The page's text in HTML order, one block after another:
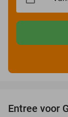
Entree voor